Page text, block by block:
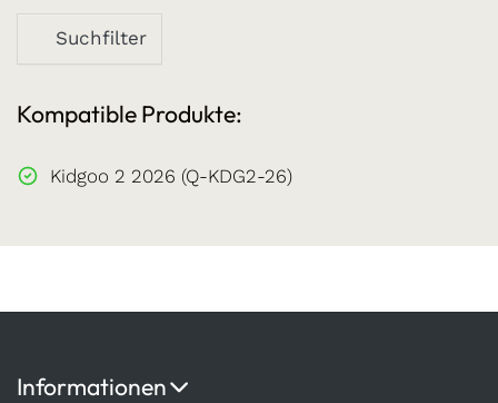
Suchfilter
Kompatible Produkte:
Kidgoo 2 2026 (Q-KDG2-26)
Informationen